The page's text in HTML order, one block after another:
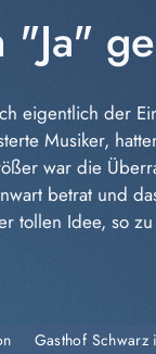
eigentlich der
Musiker,
war die
betrat und
tollen Idee, so
Gasthof Schwarz